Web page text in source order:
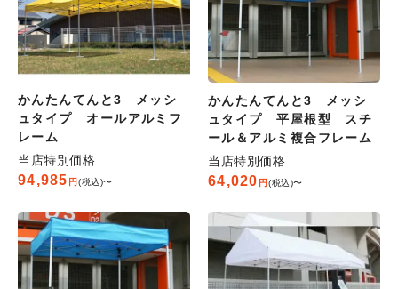
かんたんてんと3 メッシ
ュタイプ オールアルミフ
レーム
当店特別価格
94,985 税込 〜
かんたんてんと3 メッシ
ュタイプ 平屋根型 スチ
ール＆アルミ複合フレーム
当店特別価格
64,020 税込 〜